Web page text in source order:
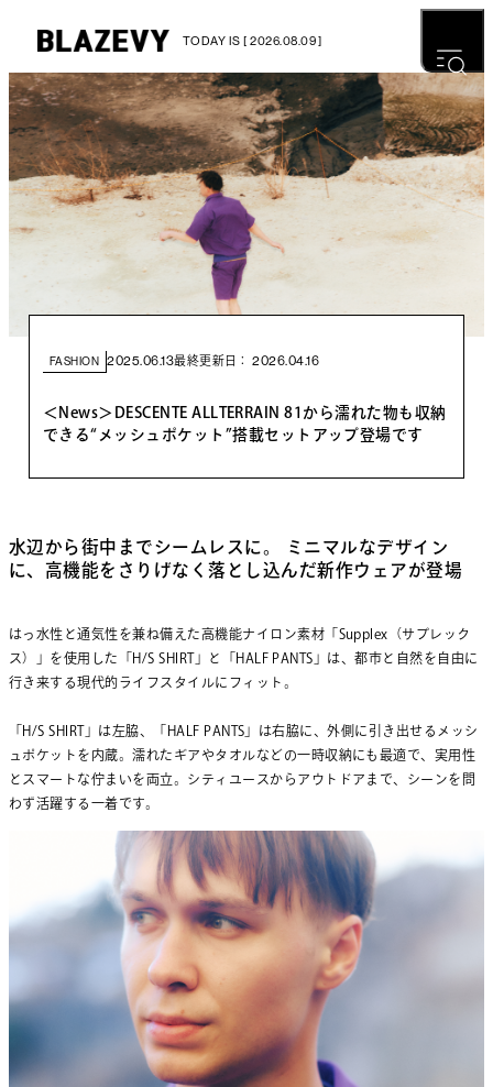
TODAY IS [ 2026.08.09 ]
FASHION 2025.06.13最終更新日： 2026.04.16
＜News＞DESCENTE ALLTERRAIN 81から濡れた物も収納
できる“メッシュポケット”搭載セットアップ登場です
水辺から街中までシームレスに。 ミニマルなデザイン
に、高機能をさりげなく落とし込んだ新作ウェアが登場
はっ水性と通気性を兼ね備えた高機能ナイロン素材「Supplex（サプレック
ス）」を使用した「H/S SHIRT」と「HALF PANTS」は、都市と自然を自由に
行き来する現代的ライフスタイルにフィット。
「H/S SHIRT」は左脇、「HALF PANTS」は右脇に、外側に引き出せるメッシ
ュポケットを内蔵。濡れたギアやタオルなどの一時収納にも最適で、実用性
とスマートな佇まいを両立。シティユースからアウトドアまで、シーンを問
わず活躍する一着です。